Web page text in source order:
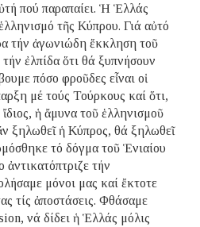
πού παραπαίει. Ἡ Ἑλλάς
τῆς Κύπρου. Γιά αὐτό
τήν ἀγωνιώδη ἔκκληση τοῦ
ἐλπίδα ὅτι θά ξυπνήσουν
πόσο φροῦδες εἶναι οἱ
μέ τούς Τούρκους καί ὅτι,
ἡ ἄμυνα τοῦ ἑλληνισμοῦ
ξηλωθεῖ ἡ Κύπρος, θά ξηλωθεῖ
τό δόγμα τοῦ Ἑνιαίου
τήν
μόνοι μας καί ἔκτοτε
τίς ἀποστάσεις. Φθάσαμε
νά δίδει ἡ Ἑλλάς μόλις